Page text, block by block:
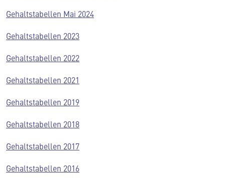
Gehaltstabellen Mai 2024
Gehaltstabellen 2023
Gehaltstabellen 2022
Gehaltstabellen 2021
Gehaltstabellen 2019
Gehaltstabellen 2018
Gehaltstabellen 2017
Gehaltstabellen 2016